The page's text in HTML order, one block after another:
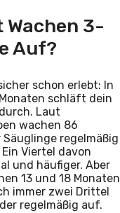
Wachen 3-
Auf?
schon erlebt: In
schläft dein
Laut
wachen 86
Säuglinge regelmäßig
Viertel davon
und häufiger. Aber
13 und 18 Monaten
immer zwei Drittel
regelmäßig auf.